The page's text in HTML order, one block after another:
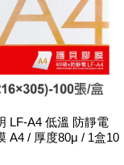
LF-A4 低溫 防靜電
A4 / 厚度80μ / 1盒10